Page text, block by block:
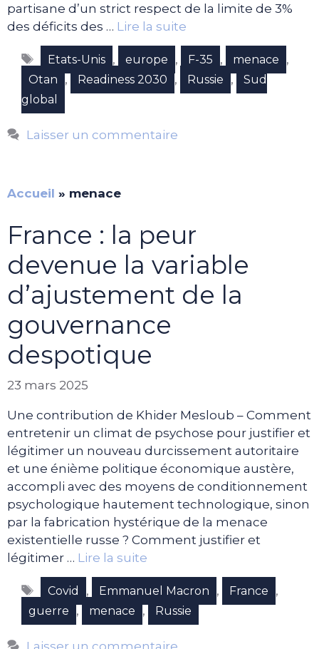
partisane d’un strict respect de la limite de 3%
des déficits des … Lire la suite
Étiquettes
Etats-Unis , europe , F-35 , menace ,
Otan , Readiness 2030 , Russie ,
Sud
global
Laisser un commentaire
Accueil » menace
France : la peur
devenue la variable
d’ajustement de la
gouvernance
despotique
23 mars 2025
Une contribution de Khider Mesloub – Comment
entretenir un climat de psychose pour justifier et
légitimer un nouveau durcissement autoritaire
et une énième politique économique austère,
accompli avec des moyens de conditionnement
psychologique hautement technologique, sinon
par la fabrication hystérique de la menace
existentielle russe ? Comment justifier et
légitimer … Lire la suite
Étiquettes
Covid , Emmanuel Macron , France ,
guerre , menace , Russie
Laisser un commentaire